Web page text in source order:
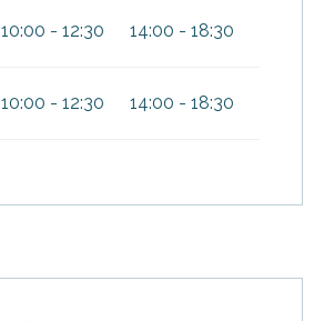
10:00 - 12:30 14:00 - 18:30
10:00 - 12:30 14:00 - 18:30